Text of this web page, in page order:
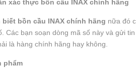
xác thực bồn cầu INAX chính hãng
biết bồn cầu INAX chính hãng nữa đó
Các bạn soạn dòng mã số này và gửi
là hàng chính hãng hay không.
phẩm